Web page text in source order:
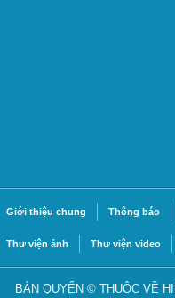
Giới thiệu chung Thông báo
Thư viện ảnh Thư viện video
BẢN QUYỂN © THUỘC VỀ